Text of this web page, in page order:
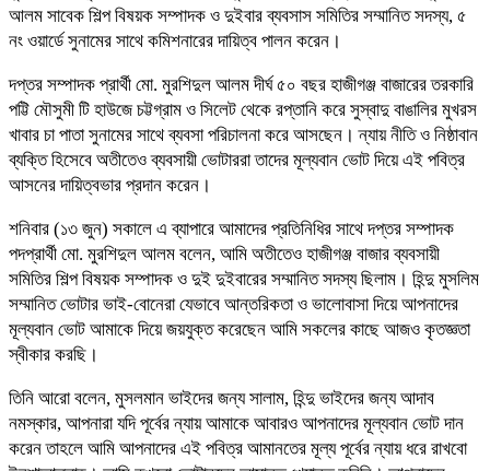
আলম সাবেক শিল্প বিষয়ক সম্পাদক ও দুইবার ব্যবসাস সমিতির সম্মানিত সদস্য, ৫
নং ওয়ার্ডে সুনামের সাথে কমিশনারের দায়িত্ব পালন করেন।
দপ্তর সম্পাদক প্রার্থী মো. মুরশিদুল আলম দীর্ঘ ৫০ বছর হাজীগঞ্জ বাজারের তরকারি
পট্টি মৌসুমী টি হাউজে চট্টগ্রাম ও সিলেট থেকে রপ্তানি করে সুস্বাদু বাঙালির মুখরস
খাবার চা পাতা সুনামের সাথে ব্যবসা পরিচালনা করে আসছেন। ন্যায় নীতি ও নিষ্ঠাবান
ব্যক্তি হিসেবে অতীতেও ব্যবসায়ী ভোটাররা তাদের মূল্যবান ভোট দিয়ে এই পবিত্র
আসনের দায়িত্বভার প্রদান করেন।
শনিবার (১৩ জুন) সকালে এ ব্যাপারে আমাদের প্রতিনিধির সাথে দপ্তর সম্পাদক
পদপ্রার্থী মো. মুরশিদুল আলম বলেন, আমি অতীতেও হাজীগঞ্জ বাজার ব্যবসায়ী
সমিতির শিল্প বিষয়ক সম্পাদক ও দুই দুইবারের সম্মানিত সদস্য ছিলাম। হিন্দু মুসলিম
সম্মানিত ভোটার ভাই-বোনেরা যেভাবে আন্তরিকতা ও ভালোবাসা দিয়ে আপনাদের
মূল্যবান ভোট আমাকে দিয়ে জয়যুক্ত করেছেন আমি সকলের কাছে আজও কৃতজ্ঞতা
স্বীকার করছি।
তিনি আরো বলেন, মুসলমান ভাইদের জন্য সালাম, হিন্দু ভাইদের জন্য আদাব
নমস্কার, আপনারা যদি পূর্বের ন্যায় আমাকে আবারও আপনাদের মূল্যবান ভোট দান
করেন তাহলে আমি আপনাদের এই পবিত্র আমানতের মূল্য পূর্বের ন্যায় ধরে রাখবো